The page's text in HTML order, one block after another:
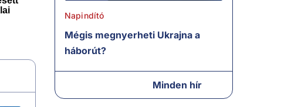
Napindító
Mégis megnyerheti Ukrajna a
háborút?
Minden hír